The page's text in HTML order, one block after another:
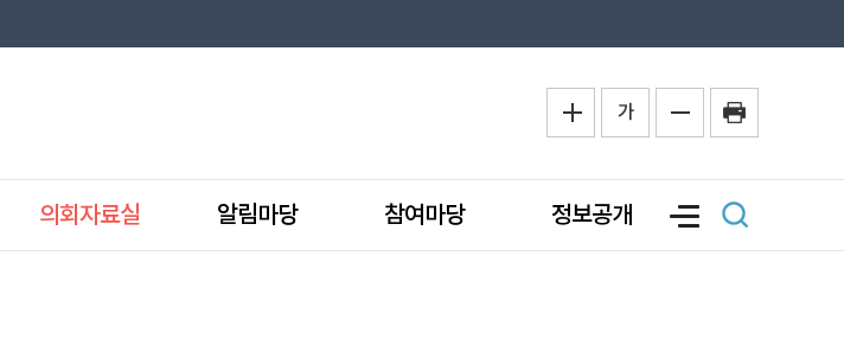
가
의회자료실 알림마당 참여마당 정보공개